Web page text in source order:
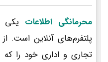
محرمانگی اطلاعات یکی
پلتفرم‌های آنلاین است.
تجاری و اداری خود را